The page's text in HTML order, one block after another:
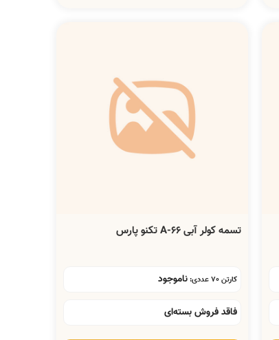
تسمه کولر آبی A-66 تکنو پارس
کارتن 70 عددی: ناموجود
فاقد فروش بسته‌ای